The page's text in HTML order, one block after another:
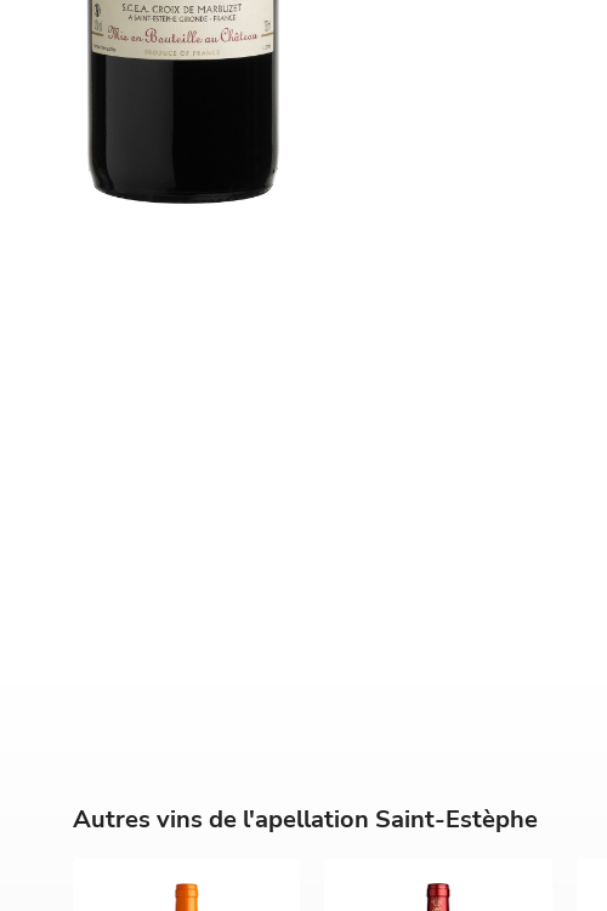
Autres vins de l'apellation Saint-Estèphe